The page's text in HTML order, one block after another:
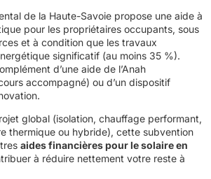
de la Haute-Savoie propose une aide à
pour les propriétaires occupants, sous
et à condition que les travaux
significatif (au moins 35 %).
d’une aide de l’Anah
accompagné) ou d’un dispositif
global (isolation, chauffage performant,
thermique ou hybride), cette subvention
aides financières pour le solaire en
à réduire nettement votre reste à